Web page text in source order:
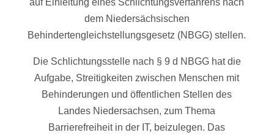
auf Einleitung eines Schlichtungsverfahrens nach
dem Niedersächsischen
Behindertengleichstellungsgesetz (NBGG) stellen.
Die Schlichtungsstelle nach § 9 d NBGG hat die
Aufgabe, Streitigkeiten zwischen Menschen mit
Behinderungen und öffentlichen Stellen des
Landes Niedersachsen, zum Thema
Barrierefreiheit in der IT, beizulegen. Das